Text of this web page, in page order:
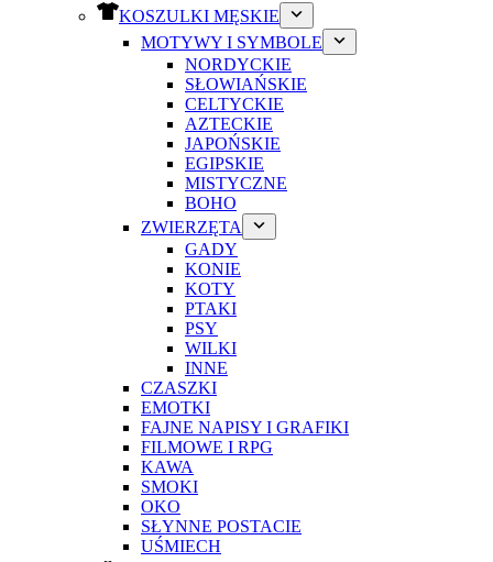
KOSZULKI MĘSKIE
MOTYWY I SYMBOLE
NORDYCKIE
SŁOWIAŃSKIE
CELTYCKIE
AZTECKIE
JAPOŃSKIE
EGIPSKIE
MISTYCZNE
BOHO
ZWIERZĘTA
GADY
KONIE
KOTY
PTAKI
PSY
WILKI
INNE
CZASZKI
EMOTKI
FAJNE NAPISY I GRAFIKI
FILMOWE I RPG
KAWA
SMOKI
OKO
SŁYNNE POSTACIE
UŚMIECH